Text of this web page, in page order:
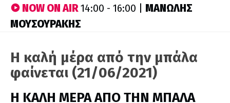
NOW ON AIR14:00 - 16:00 | ΜΑΝΩΛΗΣ
ΜΟΥΣΟΥΡΑΚΗΣ
Η καλή μέρα από την μπάλα
φαίνεται (21/06/2021)
H ΚΑΛΗ ΜΕΡΑ ΑΠΟ ΤΗΝ ΜΠΑΛΑ